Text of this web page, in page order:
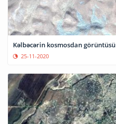
Kəlbəcərin kosmosdan görüntüsü
25-11-2020